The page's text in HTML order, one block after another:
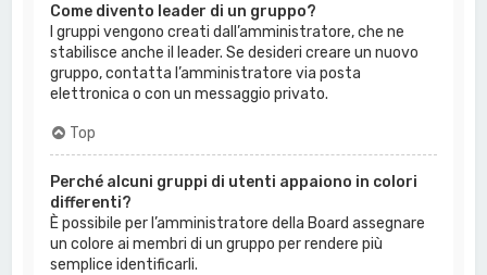
Come divento leader di un gruppo?
I gruppi vengono creati dall’amministratore, che ne
stabilisce anche il leader. Se desideri creare un nuovo
gruppo, contatta l’amministratore via posta
elettronica o con un messaggio privato.
Top
Perché alcuni gruppi di utenti appaiono in colori
differenti?
È possibile per l’amministratore della Board assegnare
un colore ai membri di un gruppo per rendere più
semplice identificarli.